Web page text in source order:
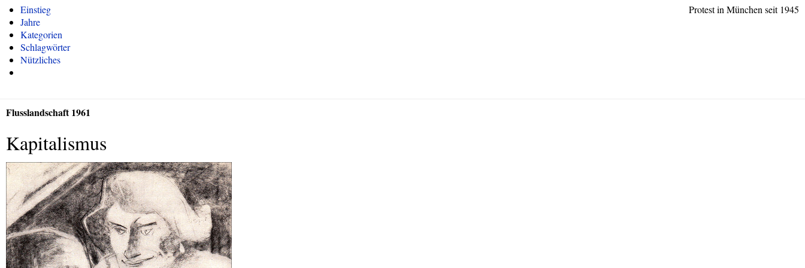
Protest in München seit 1945
Einstieg
Jahre
Kategorien
Schlagwörter
Nützliches
Flusslandschaft 1961
Kapitalismus